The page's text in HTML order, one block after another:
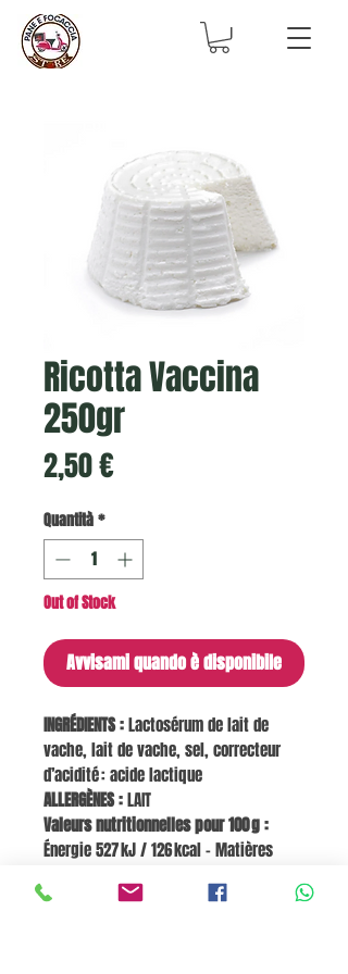
Ricotta Vaccina
250gr
2,50 €Prezzo
Quantità*
Out of Stock
Avvisami quando è disponibile
INGRÉDIENTS :Lactosérum de lait de
vache, lait de vache, sel, correcteur
d’acidité : acide lactique
ALLERGÈNES :LAIT
Valeurs nutritionnelles pour 100 g :
Énergie 527 kJ / 126 kcal – Matières
5,6 g – Glucides 4,8 g – dont sucres 4 g –